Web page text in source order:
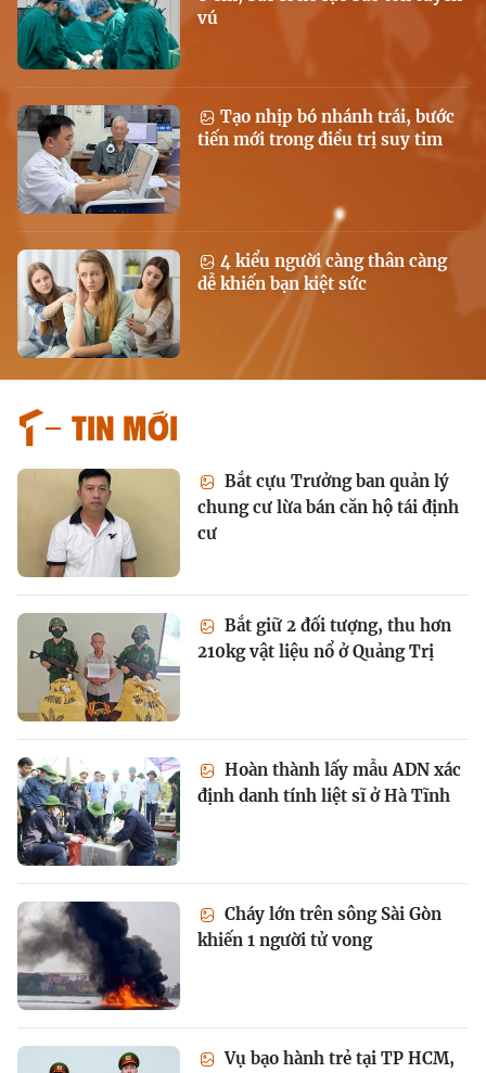
vú
Tạo nhịp bó nhánh trái, bước
tiến mới trong điều trị suy tim
4 kiểu người càng thân càng
dễ khiến bạn kiệt sức
Tin mới
Bắt cựu Trưởng ban quản lý
chung cư lừa bán căn hộ tái định
cư
Bắt giữ 2 đối tượng, thu hơn
210kg vật liệu nổ ở Quảng Trị
Hoàn thành lấy mẫu ADN xác
định danh tính liệt sĩ ở Hà Tĩnh
Cháy lớn trên sông Sài Gòn
khiến 1 người tử vong
Vụ bạo hành trẻ tại TP HCM,